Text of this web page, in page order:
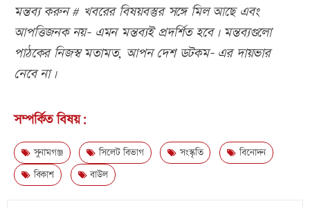
মন্তব্য করুন # খবরের বিষয়বস্তুর সঙ্গে মিল আছে এবং
আপত্তিজনক নয়- এমন মন্তব্যই প্রদর্শিত হবে। মন্তব্যগুলো
পাঠকের নিজস্ব মতামত, আপন দেশ ডটকম- এর দায়ভার
নেবে না।
সম্পর্কিত বিষয়:
সুনামগঞ্জ সিলেট বিভাগ সংস্কৃতি
বিনোদন
বিকাশ
বাউল